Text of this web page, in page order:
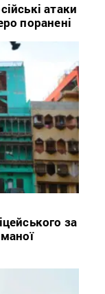
атаки
поранені
за